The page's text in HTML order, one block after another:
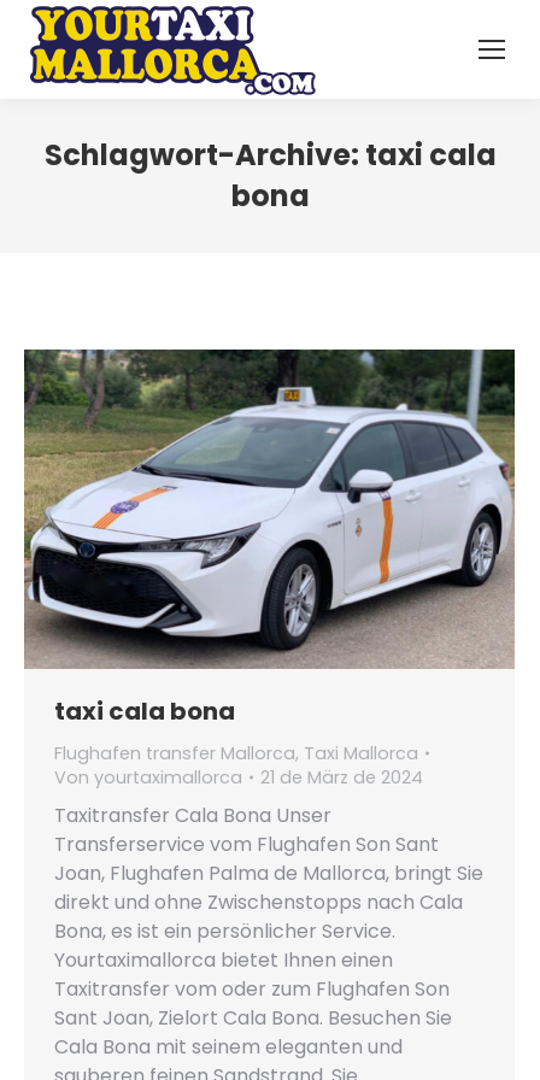
Schlagwort-Archive: taxi cala
bona
taxi cala bona
Flughafen transfer Mallorca, Taxi Mallorca
Von yourtaximallorca 21 de März de 2024
Taxitransfer Cala Bona Unser
Transferservice vom Flughafen Son Sant
Joan, Flughafen Palma de Mallorca, bringt Sie
direkt und ohne Zwischenstopps nach Cala
Bona, es ist ein persönlicher Service.
Yourtaximallorca bietet Ihnen einen
Taxitransfer vom oder zum Flughafen Son
Sant Joan, Zielort Cala Bona. Besuchen Sie
Cala Bona mit seinem eleganten und